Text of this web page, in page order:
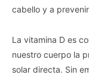
cabello y a
La vitamina D es
nuestro cuerpo la
solar directa. Sin